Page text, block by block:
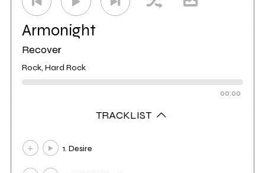
Armonight
Recover
Rock, Hard Rock
00:00
TRACKLIST
1. Desire